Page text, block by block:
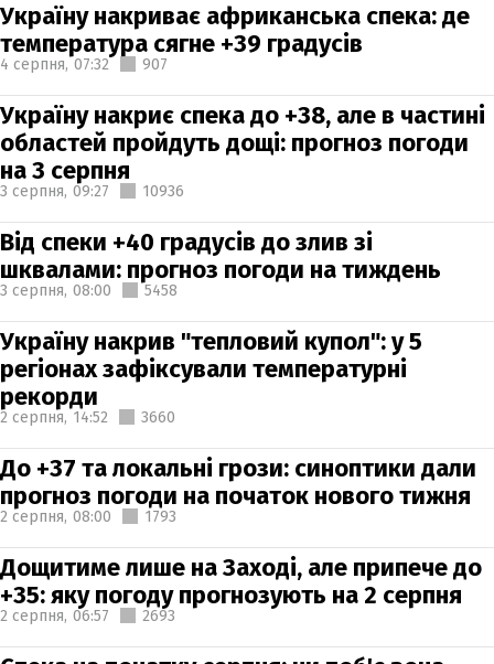
Україну накриває африканська спека: де
температура сягне +39 градусів
4 серпня, 07:32 907
Україну накриє спека до +38, але в частині
областей пройдуть дощі: прогноз погоди
на 3 серпня
3 серпня, 09:27 10936
Від спеки +40 градусів до злив зі
шквалами: прогноз погоди на тиждень
3 серпня, 08:00 5458
Україну накрив "тепловий купол": у 5
регіонах зафіксували температурні
рекорди
2 серпня, 14:52 3660
До +37 та локальні грози: синоптики дали
прогноз погоди на початок нового тижня
2 серпня, 08:00 1793
Дощитиме лише на Заході, але припече до
+35: яку погоду прогнозують на 2 серпня
2 серпня, 06:57 2693